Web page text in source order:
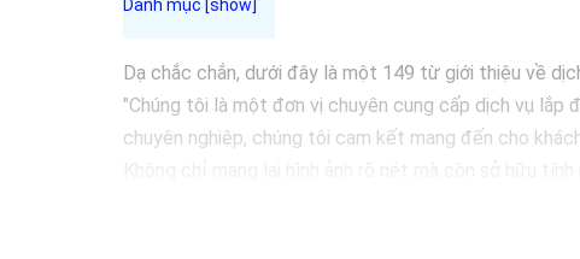
Dạ chắc chắn, dưới đây là một 149 từ giới thiệu về
"Chúng tôi là một đơn vị chuyên cung cấp dịch vụ
chuyên nghiệp, chúng tôi cam kết mang đến cho